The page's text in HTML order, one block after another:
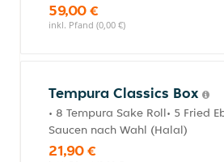
59,00 €
inkl. Pfand (0,00 €)
Tempura Classics Box
• 8 Tempura Sake Roll• 5 Fried
Saucen nach Wahl (Halal)
21,90 €